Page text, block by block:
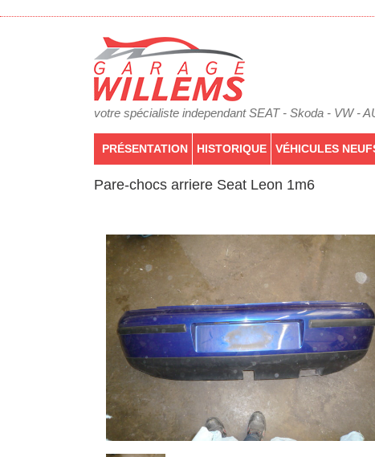
votre spécialiste independant SEAT - Skoda - VW -
PRÉSENTATION HISTORIQUE VÉHICULES
Pare-chocs arriere Seat Leon 1m6